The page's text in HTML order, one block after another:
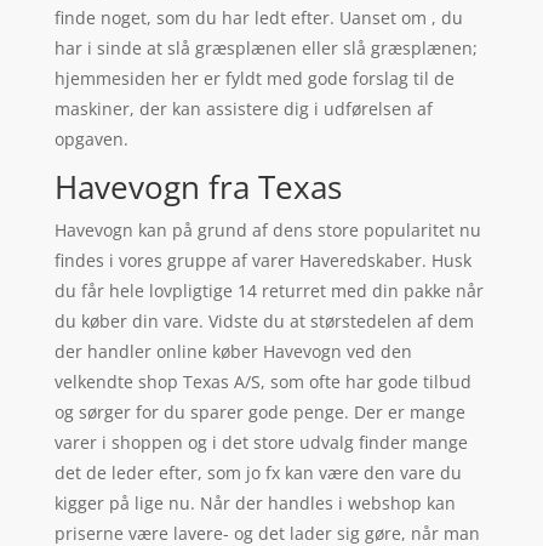
finde noget, som du har ledt efter. Uanset om , du
har i sinde at slå græsplænen eller slå græsplænen;
hjemmesiden her er fyldt med gode forslag til de
maskiner, der kan assistere dig i udførelsen af
opgaven.
Havevogn fra Texas
Havevogn kan på grund af dens store popularitet nu
findes i vores gruppe af varer Haveredskaber. Husk
du får hele lovpligtige 14 returret med din pakke når
du køber din vare. Vidste du at størstedelen af dem
der handler online køber Havevogn ved den
velkendte shop Texas A/S, som ofte har gode tilbud
og sørger for du sparer gode penge. Der er mange
varer i shoppen og i det store udvalg finder mange
det de leder efter, som jo fx kan være den vare du
kigger på lige nu. Når der handles i webshop kan
priserne være lavere- og det lader sig gøre, når man